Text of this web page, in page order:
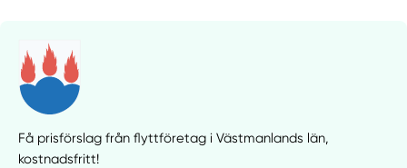
Få prisförslag från flyttföretag i Västmanlands län,
kostnadsfritt!